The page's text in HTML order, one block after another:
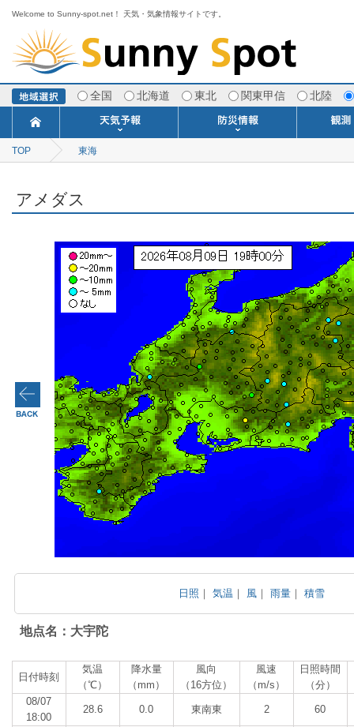
Welcome to Sunny-spot.net！ 天気・気象情報サイトです。
全国 北海道 東北 関東甲信 北陸
今日明日の天気
ポイント予報
週間天気予報
寒・暖候期予報
TOP 東海
アメダス
日照 ｜気温 ｜ 風 ｜雨量 ｜積雪
地点名：大宇陀
日付時刻
気温
（℃）
降水量
（mm）
風向
（16方位）
風速
（m/s）
日照時間
（分）
08/07
18:00
28.6 0.0 東南東 2 60